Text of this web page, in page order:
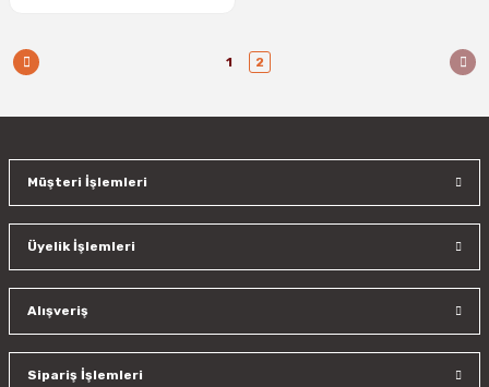
1 2
Müşteri İşlemleri
Üyelik İşlemleri
Alışveriş
Sipariş İşlemleri